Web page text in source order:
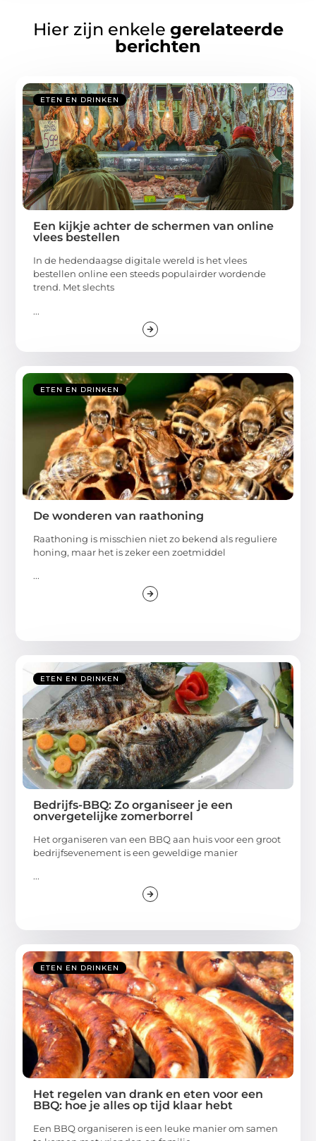
Hier zijn enkele gerelateerde
berichten
ETEN EN DRINKEN
Een kijkje achter de schermen van online
vlees bestellen
In de hedendaagse digitale wereld is het vlees
bestellen online een steeds populairder wordende
trend. Met slechts
...
ETEN EN DRINKEN
De wonderen van raathoning
Raathoning is misschien niet zo bekend als reguliere
honing, maar het is zeker een zoetmiddel
...
ETEN EN DRINKEN
Bedrijfs-BBQ: Zo organiseer je een
onvergetelijke zomerborrel
Het organiseren van een BBQ aan huis voor een groot
bedrijfsevenement is een geweldige manier
...
ETEN EN DRINKEN
Het regelen van drank en eten voor een
BBQ: hoe je alles op tijd klaar hebt
Een BBQ organiseren is een leuke manier om samen